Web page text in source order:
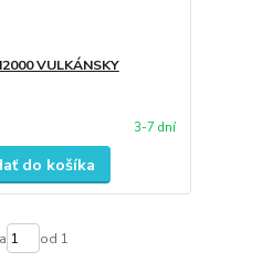
VULKÁNSKY
3-7 dní
do košíka
od 1